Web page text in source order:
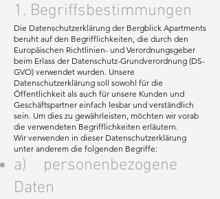
1. Begriffsbestimmungen
Die Datenschutzerklärung der Bergblick Apartments
beruht auf den Begrifflichkeiten, die durch den
Europäischen Richtlinien- und Verordnungsgeber
beim Erlass der Datenschutz-Grundverordnung (DS-
GVO) verwendet wurden. Unsere
Datenschutzerklärung soll sowohl für die
Öffentlichkeit als auch für unsere Kunden und
Geschäftspartner einfach lesbar und verständlich
sein. Um dies zu gewährleisten, möchten wir vorab
die verwendeten Begrifflichkeiten erläutern.
Wir verwenden in dieser Datenschutzerklärung
unter anderem die folgenden Begriffe:
a) personenbezogene
Daten